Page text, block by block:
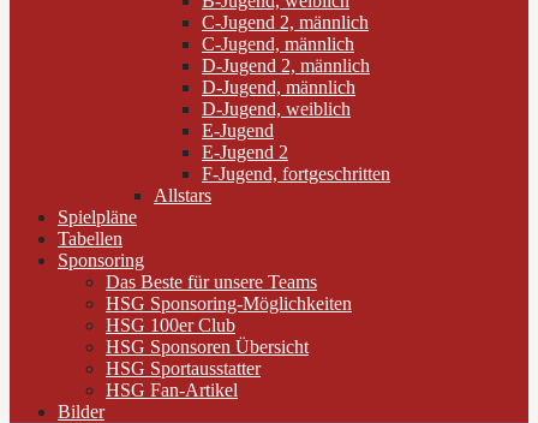
C-Jugend 2, männlich
C-Jugend, männlich
D-Jugend 2, männlich
D-Jugend, männlich
D-Jugend, weiblich
E-Jugend
E-Jugend 2
F-Jugend, fortgeschritten
Allstars
Spielpläne
Tabellen
Sponsoring
Das Beste für unsere Teams
HSG Sponsoring-Möglichkeiten
HSG 100er Club
HSG Sponsoren Übersicht
HSG Sportausstatter
HSG Fan-Artikel
Bilder